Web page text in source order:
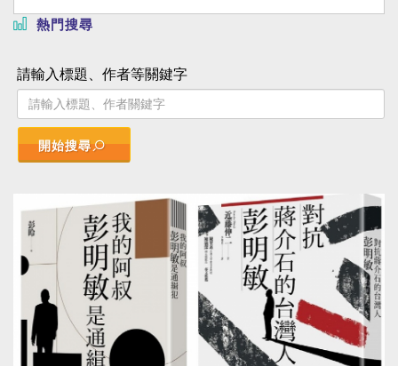
熱門搜尋
請輸入標題、作者等關鍵字
開始搜尋